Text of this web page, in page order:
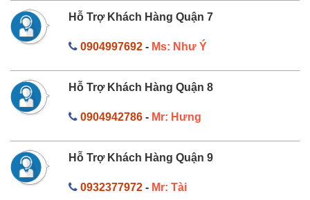
Hỗ Trợ Khách Hàng Quận 7
0904997692- Ms: Như Ý
Hỗ Trợ Khách Hàng Quận 8
0904942786- Mr: Hưng
Hỗ Trợ Khách Hàng Quận 9
0932377972- Mr: Tài